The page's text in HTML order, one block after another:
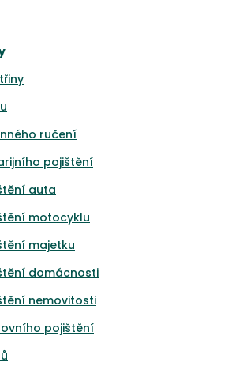
ručení
pojištění
auta
motocyklu
majetku
domácnosti
nemovitosti
pojištění